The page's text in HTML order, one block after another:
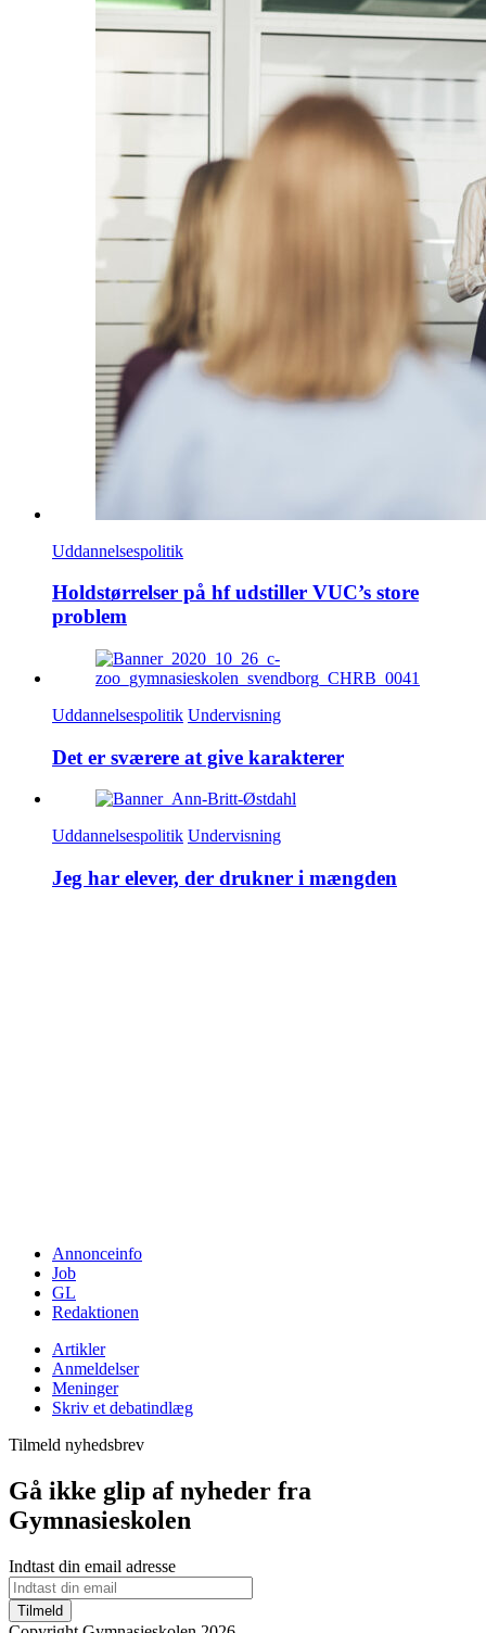
Uddannelsespolitik
Holdstørrelser på hf udstiller VUC’s store
problem
Uddannelsespolitik Undervisning
Det er sværere at give karakterer
Uddannelsespolitik Undervisning
Jeg har elever, der drukner i mængden
Annonceinfo
Job
GL
Redaktionen
Artikler
Anmeldelser
Meninger
Skriv et debatindlæg
Tilmeld nyhedsbrev
Gå ikke glip af nyheder fra
Gymnasieskolen
Indtast din email adresse
Tilmeld